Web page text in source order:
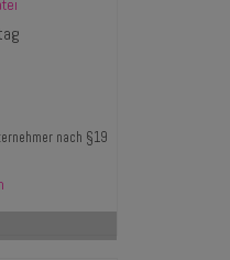
nach §19